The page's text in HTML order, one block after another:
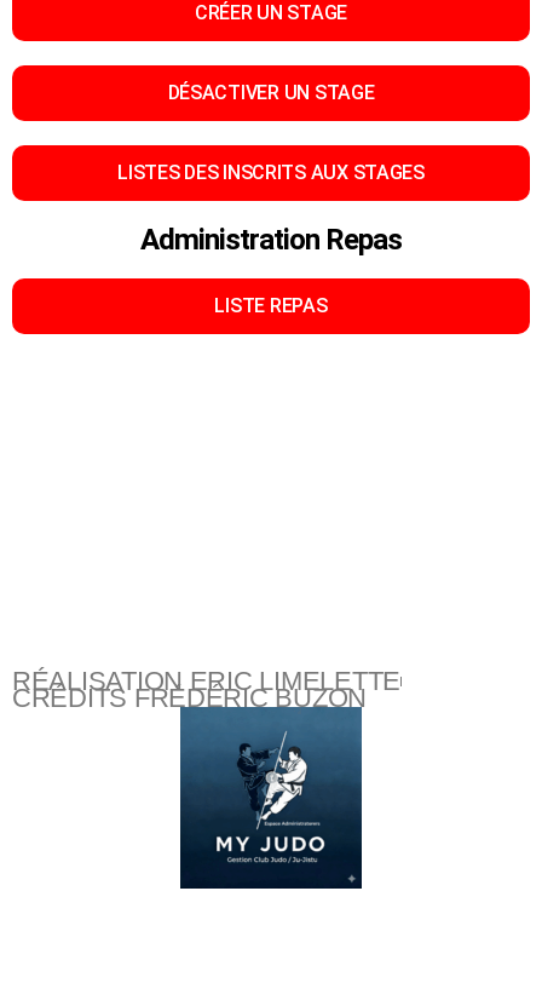
CRÉER UN STAGE
DÉSACTIVER UN STAGE
LISTES DES INSCRITS AUX STAGES
Administration Repas
LISTE REPAS
RÉALISATION ERIC LIMELETTE
CRÉDITS FRÉDÉRIC BUZON